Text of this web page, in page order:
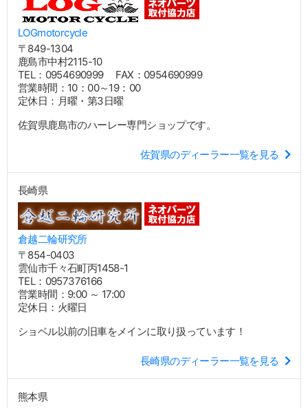
LOGmotorcycle
〒849-1304
鹿島市中村2115-10
TEL：0954690999 FAX：0954690999
営業時間：10：00～19：00
定休日：月曜・第3日曜
佐賀県鹿島市のハーレー専門ショップです。
佐賀県のディーラー一覧を見る
長崎県
倉越二輪研究所
〒854-0403
雲仙市千々石町丙1458-1
TEL：0957376166
営業時間：9:00 ～ 17:00
定休日：火曜日
ショベル以前の旧車をメインに取り扱っています！
長崎県のディーラー一覧を見る
熊本県